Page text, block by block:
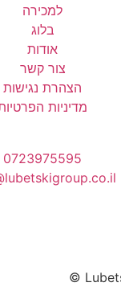
למכירה
בלוג
אודות
צור קשר
הצהרת נגישות
מדיניות
0723975595